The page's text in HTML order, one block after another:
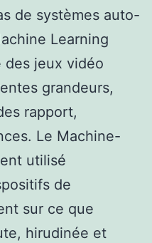
de systèmes auto-
Learning
des jeux vidéo
grandeurs,
rapport,
Le Machine-
utilisé
de
sur ce que
hirudinée et